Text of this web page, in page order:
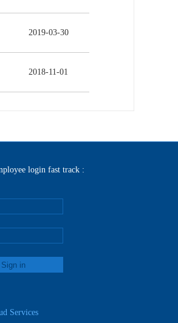
2019-03-30
2018-11-01
login fast track :
Services